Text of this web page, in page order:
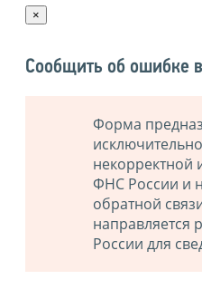
×
Сообщить об ошибке в
Форма
некорректной
ФНС России и
обратной
направляется
России для